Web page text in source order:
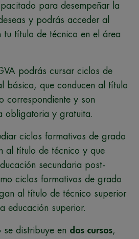
para desempeñar la
y podrás acceder al
título de técnico en el área
podrás cursar ciclos de
básica, que conducen al título
correspondiente y son
obligatoria y gratuita.
ciclos formativos de grado
al título de técnico y que
secundaria post-
ciclos formativos de grado
al título de técnico superior
educación superior.
distribuye en dos cursos,